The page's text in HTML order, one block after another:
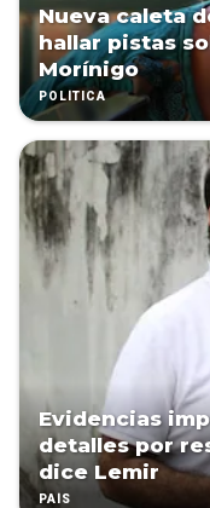
Nueva caleta
hallar pistas
Morínigo
POLÍTICA
Evidencias
detalles por
dice Lemir
PAÍS